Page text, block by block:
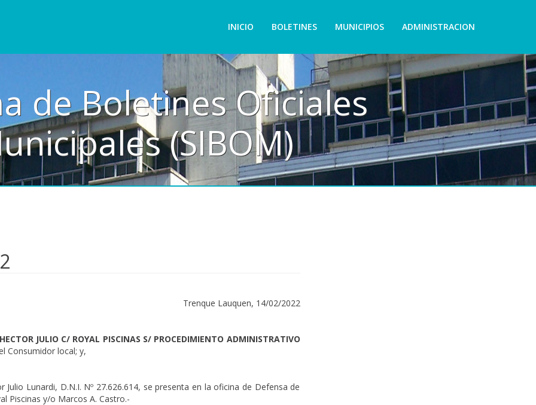
INICIO BOLETINES MUNICIPIOS ADMINISTRACION
de Boletines Oficiales
(SIBOM)
Trenque Lauquen, 14/02/2022
JULIO C/ ROYAL PISCINAS S/ PROCEDIMIENTO ADMINISTRATIVO
Consumidor local; y,
Lunardi, D.N.I. Nº 27.626.614, se presenta en la oficina de Defensa de
Piscinas y/o Marcos A. Castro.-